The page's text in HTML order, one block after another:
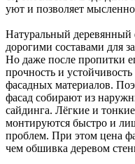
уют и позволяет
Натуральный деревянный
дорогими составами для
Но даже после пропитки
прочность и
фасадных материалов.
фасад собирают из
сайдинга. Лёгкие и
монтируются быстро и
проблем. При этом цена
чем обшивка деревом